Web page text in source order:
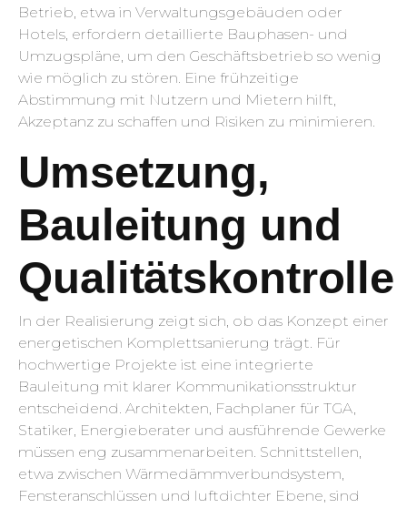
Betrieb, etwa in Verwaltungsgebäuden oder
Hotels, erfordern detaillierte Bauphasen- und
Umzugspläne, um den Geschäftsbetrieb so wenig
wie möglich zu stören. Eine frühzeitige
Abstimmung mit Nutzern und Mietern hilft,
Akzeptanz zu schaffen und Risiken zu minimieren.
Umsetzung,
Bauleitung und
Qualitätskontrolle
In der Realisierung zeigt sich, ob das Konzept einer
energetischen Komplettsanierung trägt. Für
hochwertige Projekte ist eine integrierte
Bauleitung mit klarer Kommunikationsstruktur
entscheidend. Architekten, Fachplaner für TGA,
Statiker, Energieberater und ausführende Gewerke
müssen eng zusammenarbeiten. Schnittstellen,
etwa zwischen Wärmedämmverbundsystem,
Fensteranschlüssen und luftdichter Ebene, sind